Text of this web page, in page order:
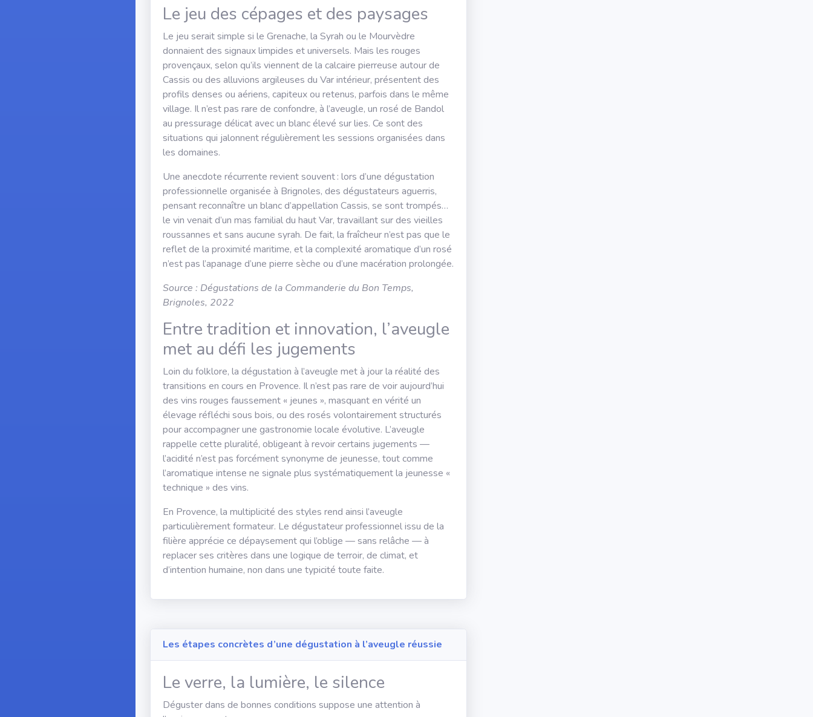
Le jeu des cépages et des paysages
Le jeu serait simple si le Grenache, la Syrah ou le Mourvèdre
donnaient des signaux limpides et universels. Mais les rouges
provençaux, selon qu’ils viennent de la calcaire pierreuse autour de
Cassis ou des alluvions argileuses du Var intérieur, présentent des
profils denses ou aériens, capiteux ou retenus, parfois dans le même
village. Il n’est pas rare de confondre, à l’aveugle, un rosé de Bandol
au pressurage délicat avec un blanc élevé sur lies. Ce sont des
situations qui jalonnent régulièrement les sessions organisées dans
les domaines.
Une anecdote récurrente revient souvent : lors d’une dégustation
professionnelle organisée à Brignoles, des dégustateurs aguerris,
pensant reconnaître un blanc d’appellation Cassis, se sont trompés…
le vin venait d’un mas familial du haut Var, travaillant sur des vieilles
roussannes et sans aucune syrah. De fait, la fraîcheur n’est pas que le
reflet de la proximité maritime, et la complexité aromatique d’un rosé
n’est pas l’apanage d’une pierre sèche ou d’une macération prolongée.
Source : Dégustations de la Commanderie du Bon Temps,
Brignoles, 2022
Entre tradition et innovation, l’aveugle
met au défi les jugements
Loin du folklore, la dégustation à l’aveugle met à jour la réalité des
transitions en cours en Provence. Il n’est pas rare de voir aujourd’hui
des vins rouges faussement « jeunes », masquant en vérité un
élevage réfléchi sous bois, ou des rosés volontairement structurés
pour accompagner une gastronomie locale évolutive. L’aveugle
rappelle cette pluralité, obligeant à revoir certains jugements —
l’acidité n’est pas forcément synonyme de jeunesse, tout comme
l’aromatique intense ne signale plus systématiquement la jeunesse «
technique » des vins.
En Provence, la multiplicité des styles rend ainsi l’aveugle
particulièrement formateur. Le dégustateur professionnel issu de la
filière apprécie ce dépaysement qui l’oblige — sans relâche — à
replacer ses critères dans une logique de terroir, de climat, et
d’intention humaine, non dans une typicité toute faite.
Les étapes concrètes d’une dégustation à l’aveugle réussie
Le verre, la lumière, le silence
Déguster dans de bonnes conditions suppose une attention à